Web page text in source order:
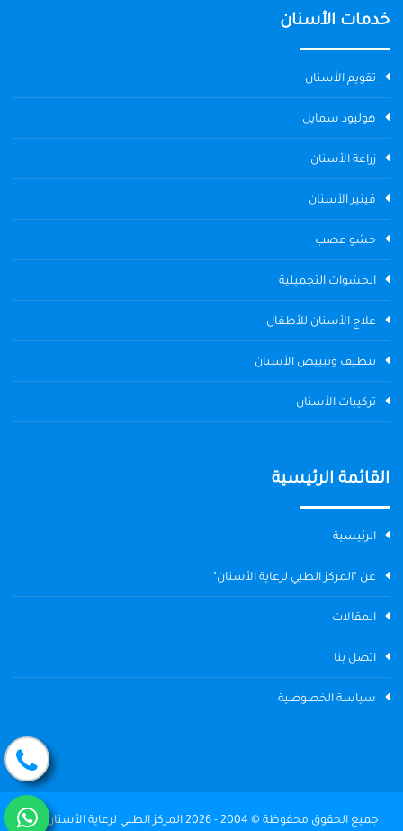
خدمات الأسنان
تقويم الأسنان
هوليود سمايل
زراعة الأسنان
ڤينير الأسنان
حشو عصب
الحشوات التجميلية
علاج الأسنان للأطفال
تنظيف وتبييض الأسنان
تركيبات الأسنان
القائمة الرئيسية
الرئيسية
عن "المركز الطبي لرعاية الأسنان"
المقالات
اتصل بنا
سياسة الخصوصية
جميع الحقوق محفوظة © 2004 - 2026 المركز الطبي لرعاية الأسنان The